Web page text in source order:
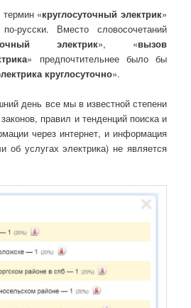
термин «круглосуточный электрик»
русски. Вместо словосочетаний
электрик», «вызов
» предпочтительнее было бы
круглосуточно».
день все мы в известной степени
правил и тенденций поиска и
через интернет, и информация
об услугах электрика) не является